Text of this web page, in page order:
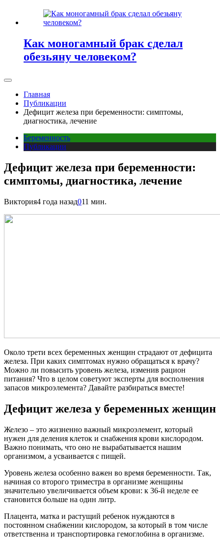
Как моногамный брак сделал
обезьяну человеком?
Главная
Публикации
Дефицит железа при беременности: симптомы,
диагностика, лечение
Беременность
Публикации
Дефицит железа при беременности:
симптомы, диагностика, лечение
Виктория4 года назад011 мин.
Около трети всех беременных женщин страдают от дефицита
железа. При каких симптомах нужно обращаться к врачу?
Можно ли повысить уровень железа, изменив рацион
питания? Что в целом советуют эксперты для восполнения
запасов микроэлемента? Давайте разбираться вместе!
Дефицит железа у беременных женщин
Железо – это жизненно важный микроэлемент, который
нужен для деления клеток и снабжения крови кислородом.
Важно понимать, что оно не вырабатывается нашим
организмом, а усваивается с пищей.
Уровень железа особенно важен во время беременности. Так,
начиная со второго триместра в организме женщины
значительно увеличивается объем крови: к 36-й неделе ее
становится больше на один литр.
Плацента, матка и растущий ребенок нуждаются в
постоянном снабжении кислородом, за который в том числе
ответственна и транспортировка гемоглобина в организме.